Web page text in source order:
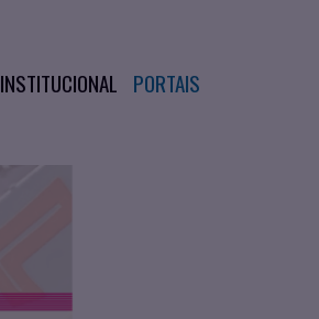
INSTITUCIONAL PORTAIS